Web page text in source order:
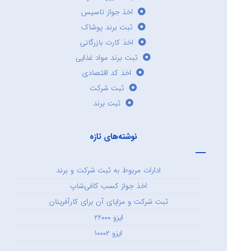
اخذ جواز تاسیس
ثبت برند پوشاک
اخذ کارت بازرگانی
ثبت برند مواد غذایی
اخذ کد اقتصادی
ثبت شرکت
ثبت برند
نوشته‌های تازه
ادارات مربوط به ثبت شرکت و برند
اخذ جواز کسب کافی‌شاپ
ثبت شرکت و مزایای آن برای کارآفرینان
ایزو ۲۲۰۰۰
ایزو ۱۰۰۰۲